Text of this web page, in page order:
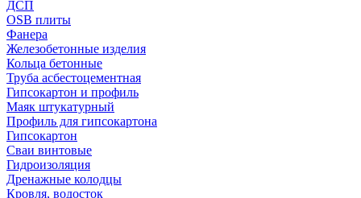
ДСП
OSB плиты
Фанера
Железобетонные изделия
Кольца бетонные
Труба асбестоцементная
Гипсокартон и профиль
Маяк штукатурный
Профиль для гипсокартона
Гипсокартон
Сваи винтовые
Гидроизоляция
Дренажные колодцы
Кровля, водосток